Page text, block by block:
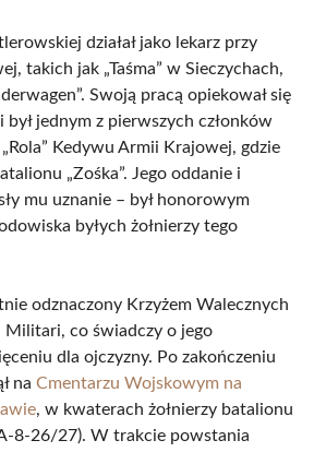
działał jako lekarz przy
takich jak „Taśma” w Sieczychach,
Swoją pracą opiekował się
był jednym z pierwszych członków
Kedywu Armii Krajowej, gdzie
„Zośka”. Jego oddanie i
mu uznanie – był honorowym
byłych żołnierzy tego
odznaczony Krzyżem Walecznych
co świadczy o jego
dla ojczyzny. Po zakończeniu
na Cmentarzu Wojskowym na
, w kwaterach żołnierzy batalionu
8-26/27). W trakcie powstania